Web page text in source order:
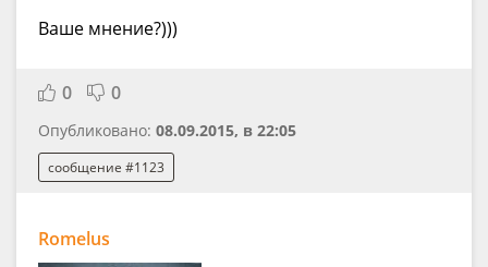
Ваше мнение?)))
0 0
Опубликовано: 08.09.2015, в 22:05
сообщение #1123
Romelus